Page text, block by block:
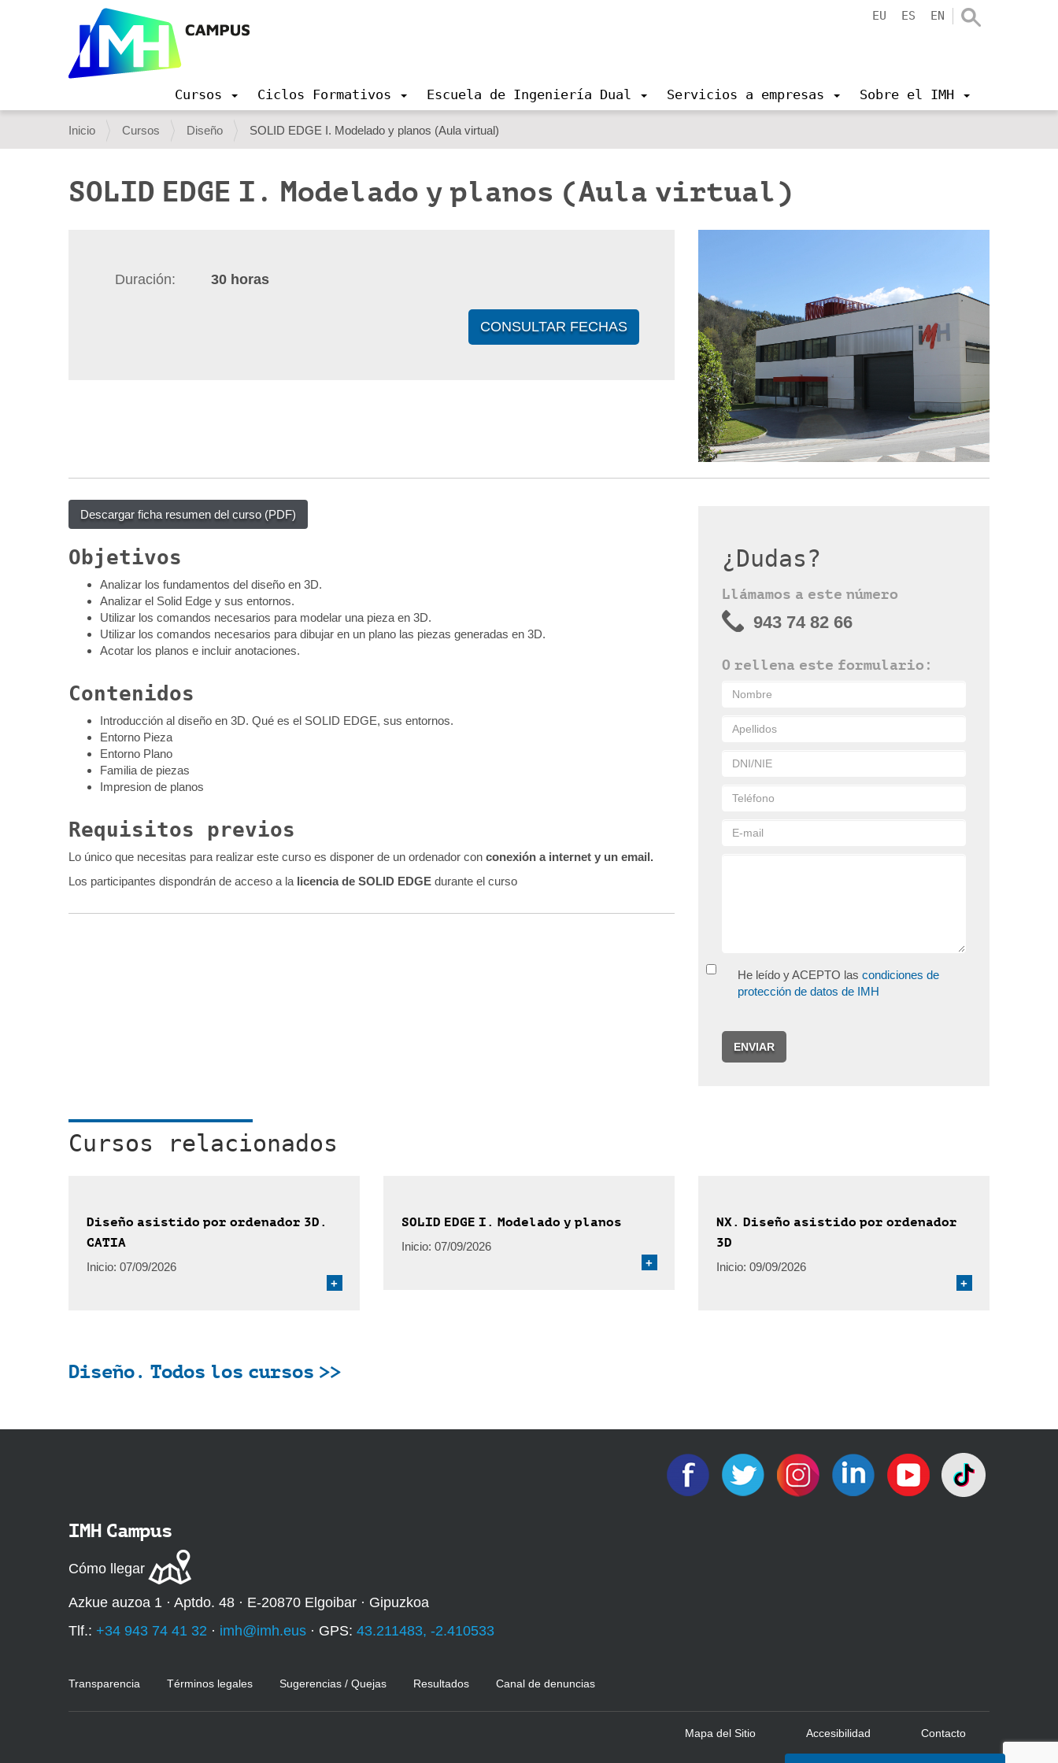
EU ES EN
v
a
c
Cursos Ciclos Formativos Escuela de Ingeniería Dual Servicios a empresas Sobre el IMH
U
s
e
Inicio Cursos Diseño SOLID EDGE I. Modelado y planos (Aula virtual)
SOLID EDGE I. Modelado y planos (Aula virtual)
Duración 30 horas
CONSULTAR FECHAS
Descargar ficha resumen del curso (PDF)
Objetivos
Analizar los fundamentos del diseño en 3D.
Analizar el Solid Edge y sus entornos.
Utilizar los comandos necesarios para modelar una pieza en 3D.
Utilizar los comandos necesarios para dibujar en un plano las piezas generadas en 3D.
Acotar los planos e incluir anotaciones.
Contenidos
Introducción al diseño en 3D. Qué es el SOLID EDGE, sus entornos.
Entorno Pieza
Entorno Plano
Familia de piezas
Impresion de planos
Requisitos previos
Lo único que necesitas para realizar este curso es disponer de un ordenador con conexión a internet y un email.
Los participantes dispondrán de acceso a la licencia de SOLID EDGE durante el curso
¿Dudas?
Llámamos a este número
943 74 82 66
O rellena este formulario:
He leído y ACEPTO las condiciones de
protección de datos de IMH
ENVIAR
Cursos relacionados
Diseño asistido por ordenador 3D.
CATIA
Inicio: 07/09/2026
+
SOLID EDGE I. Modelado y planos
Inicio: 07/09/2026
+
NX. Diseño asistido por ordenador
3D
Inicio: 09/09/2026
+
Diseño. Todos los cursos >>
IMH Campus
Cómo llegar
Azkue auzoa 1 · Aptdo. 48 · E-20870 Elgoibar · Gipuzkoa
Tlf.: +34 943 74 41 32 · imh@imh.eus · GPS: 43.211483, -2.410533
Transparencia Términos legales Sugerencias / Quejas Resultados Canal de denuncias
Mapa del Sitio Accesibilidad Contacto